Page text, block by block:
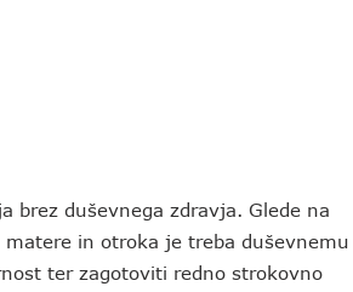
brez duševnega zdravja. Glede na
in otroka je treba duševnemu
ter zagotoviti redno strokovno